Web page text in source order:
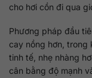
cho hơi cồn đi qua
Phương pháp đầu
cay nồng hơn, trong
tinh tế, nhẹ nhàng
cân bằng độ mạnh